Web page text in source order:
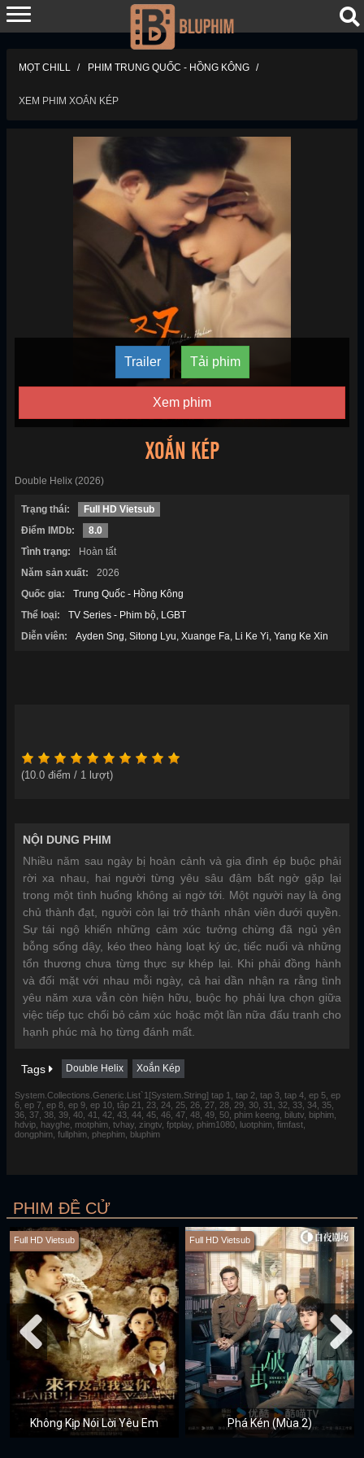
MỌT CHILL PHIM TRUNG QUỐC - HỒNG KÔNG
XEM PHIM XOẮN KÉP
Trailer Tải phim
Xem phim
XOẮN KÉP
Double Helix (2026)
Trạng thái:
Full HD Vietsub
Điểm IMDb:
8.0
Tình trạng:
Hoàn tất
Năm sản xuất:
2026
Quốc gia:
Trung Quốc - Hồng Kông
Thể loại:
TV Series - Phim bộ LGBT
Diễn viên:
Ayden Sng Sitong Lyu Xuange Fa Li Ke Yi Yang Ke Xin
(10.0 điểm / 1 lượt)
NỘI DUNG PHIM
Nhiều năm sau ngày bị hoàn cảnh và gia đình ép buộc phải
rời xa nhau, hai người từng yêu sâu đậm bất ngờ gặp lại
trong một tình huống không ai ngờ tới. Một người nay là ông
chủ thành đạt, người còn lại trở thành nhân viên dưới quyền.
Sự tái ngộ khiến những cảm xúc tưởng chừng đã ngủ yên
bỗng sống dậy, kéo theo hàng loạt ký ức, tiếc nuối và những
tổn thương chưa từng thực sự khép lại. Khi phải đồng hành
và đối mặt với nhau mỗi ngày, cả hai dần nhận ra rằng tình
yêu năm xưa vẫn còn hiện hữu, buộc họ phải lựa chọn giữa
việc tiếp tục chối bỏ cảm xúc hoặc một lần nữa đấu tranh cho
hạnh phúc mà họ từng đánh mất.
Tags Double Helix Xoắn Kép
System.Collections.Generic.List`1[System.String] tap 1, tap 2, tap 3, tap 4, ep 5, ep
6, ep 7, ep 8, ep 9, ep 10, tập 21, 23, 24, 25, 26, 27, 28, 29, 30, 31, 32, 33, 34, 35,
36, 37, 38, 39, 40, 41, 42, 43, 44, 45, 46, 47, 48, 49, 50, phim keeng, bilutv, biphim,
hdvip, hayghe, motphim, tvhay, zingtv, fptplay, phim1080, luotphim, fimfast,
dongphim, fullphim, phephim, bluphim
PHIM ĐỀ CỬ
Full HD Vietsub
Không Kịp Nói Lời Yêu Em
Full HD Vietsub
Phá Kén (Mùa 2)